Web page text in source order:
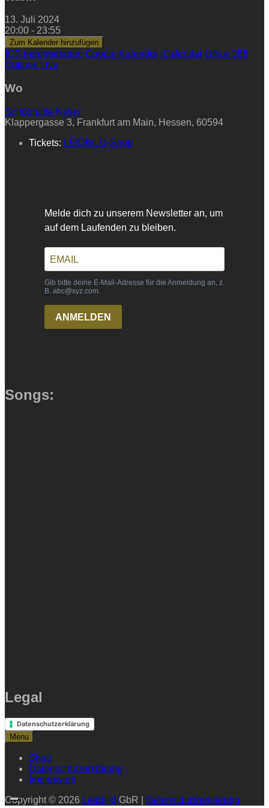
13. Juli 2024
20:00 - 23:55
Zum Kalender hinzufügen
ICS herunterladen Google Kalender iCalendar Office 365
Outlook Live
Wo
Schöppche Keller
Klappergasse 3, Frankfurt am Main, Hessen, 60594
Tickets: LEIDBILD-Shop
Songs:
Legal
Datenschutzerklärung
Menu
Shop
Datenschutzerklärung
Impressum
Copyright © 2026 Leidbild GbR |
Datenschutzerklärung